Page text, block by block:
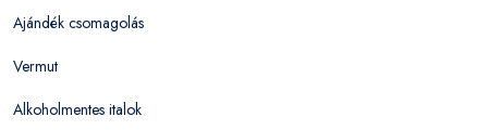
Ajándék csomagolás
Vermut
Alkoholmentes italok